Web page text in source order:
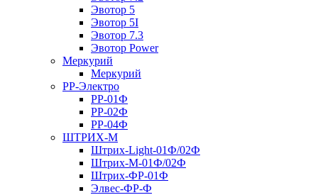
Эвотор 5
Эвотор 5I
Эвотор 7.3
Эвотор Power
Меркурий
Меркурий
РР-Электро
РР-01Ф
РР-02Ф
РР-04Ф
ШТРИХ-М
Штрих-Light-01Ф/02Ф
Штрих-М-01Ф/02Ф
Штрих-ФР-01Ф
Элвес-ФР-Ф